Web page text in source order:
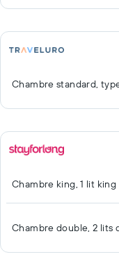
Chambre standard,
Chambre king, 1 lit king
Chambre double, 2 lits